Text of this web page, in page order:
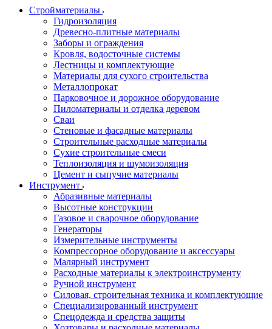
Стройматериалы
Гидроизоляция
Древесно-плитные материалы
Заборы и ограждения
Кровля, водосточные системы
Лестницы и комплектующие
Материалы для сухого строительства
Металлопрокат
Парковочное и дорожное оборудование
Пиломатериалы и отделка деревом
Сваи
Стеновые и фасадные материалы
Строительные расходные материалы
Сухие строительные смеси
Теплоизоляция и шумоизоляция
Цемент и сыпучие материалы
Инструмент
Абразивные материалы
Высотные конструкции
Газовое и сварочное оборудование
Генераторы
Измерительные инструменты
Компрессорное оборудование и аксессуары
Малярный инструмент
Расходные материалы к электроинструменту
Ручной инструмент
Силовая, строительная техника и комплектующие
Специализированный инструмент
Спецодежда и средства защиты